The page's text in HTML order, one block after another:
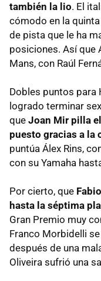
también la lio. El
cómodo en la
de pista que le ha
posiciones. Así que
Mans, con Raúl
Dobles puntos para
logrado terminar
que Joan Mir pilla
puesto gracias a la
puntúa Álex Rins,
con su Yamaha
Por cierto, que
hasta la séptima
Gran Premio muy
Franco Morbidelli
después de una
Oliveira sufrió una